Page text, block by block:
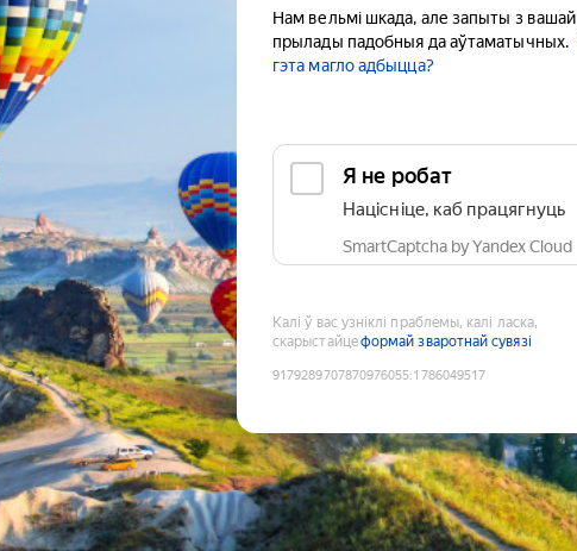
Нам вельмі шкада, але запыты з вашай
прылады падобныя да аўтаматычных.
гэта магло адбыцца?
Я не робат
Націсніце, каб працягнуць
SmartCaptcha by Yandex Cloud
Калі ў вас узніклі праблемы, калі ласка,
скарыстайцеформай зваротнай сувязі
9179289707870976055:1786049517